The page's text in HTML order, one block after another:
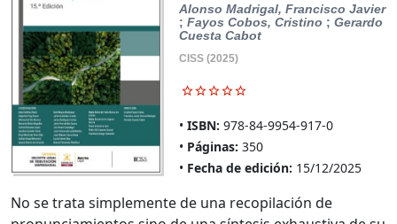
Alonso Madrigal, Francisco Javier
; Fayos Cobos, Cristino ; Gerardo
Cuesta Cabot
CISS(2025)
ISBN: 978-84-9954-917-0
Páginas: 350
Fecha de edición: 15/12/2025
No se trata simplemente de una recopilación de